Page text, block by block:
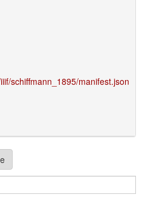
schiffmann_1895/manifest.json